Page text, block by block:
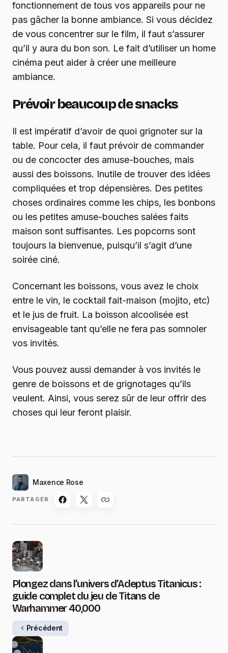
fonctionnement de tous vos appareils pour ne
pas gâcher la bonne ambiance. Si vous décidez
de vous concentrer sur le film, il faut s’assurer
qu’il y aura du bon son. Le fait d’utiliser un home
cinéma peut aider à créer une meilleure
ambiance.
Prévoir beaucoup de snacks
Il est impératif d’avoir de quoi grignoter sur la
table. Pour cela, il faut prévoir de commander
ou de concocter des amuse-bouches, mais
aussi des boissons. Inutile de trouver des idées
compliquées et trop dépensières. Des petites
choses ordinaires comme les chips, les bonbons
ou les petites amuse-bouches salées faits
maison sont suffisantes. Les popcorns sont
toujours la bienvenue, puisqu’il s’agit d’une
soirée ciné.
Concernant les boissons, vous avez le choix
entre le vin, le cocktail fait-maison (mojito, etc)
et le jus de fruit. La boisson alcoolisée est
envisageable tant qu’elle ne fera pas somnoler
vos invités.
Vous pouvez aussi demander à vos invités le
genre de boissons et de grignotages qu’ils
veulent. Ainsi, vous serez sûr de leur offrir des
choses qui leur feront plaisir.
Maxence Rose
PARTAGER
Plongez dans l’univers d’Adeptus Titanicus :
guide complet du jeu de Titans de
Warhammer 40,000
Précédent